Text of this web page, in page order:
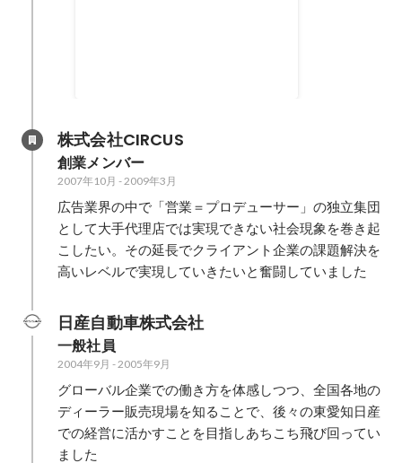
株式会社CIRCUS
創業メンバー
2007年10月 -2009年3月
広告業界の中で「営業＝プロデューサー」の独立集団
として大手代理店では実現できない社会現象を巻き起
こしたい。その延長でクライアント企業の課題解決を
高いレベルで実現していきたいと奮闘していました
日産自動車株式会社
一般社員
2004年9月 -2005年9月
グローバル企業での働き方を体感しつつ、全国各地の
ディーラー販売現場を知ることで、後々の東愛知日産
での経営に活かすことを目指しあちこち飛び回ってい
ました